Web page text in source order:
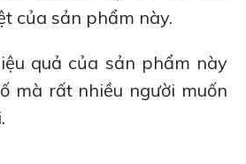
của sản phẩm này.
quả của sản phẩm này
mà rất nhiều người muốn